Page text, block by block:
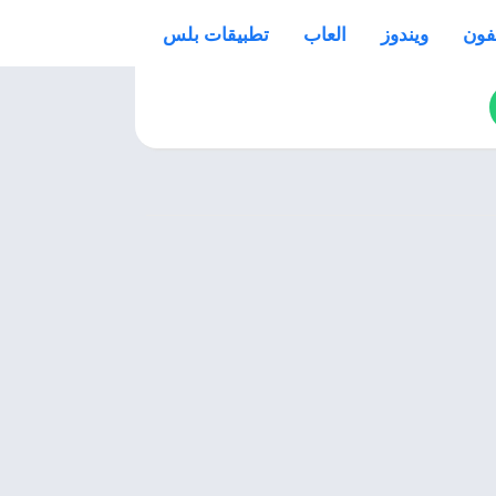
ويندوز العاب تطبيقات بلس